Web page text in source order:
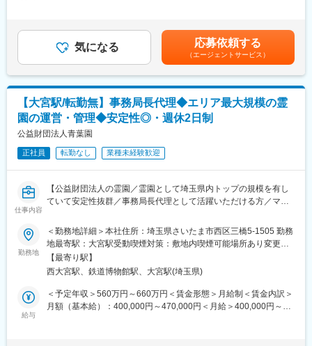
先々は下記の業務までお任せ予定です。
・キャッシュや出納の管理
・売掛金・買掛金管理
など
■当ポジションの魅力：
単なるルーティンではなく、多拠点経理の標準化や業務改善など
「仕組みづくり」に携われる点が特徴です。
安定した業界基盤のもと、中長期視点で経理体制を磨き込めま
す。
昭和39年創業・売上83億の安定企業であり、意思決定スピードと
経理経験を“現状維持”ではなく、組織づくりに活かしたい方にピッ
タリな環境です。
■業務の特徴：
だくことを期待しています。
将来的にはマネジメント業務や同社の幹部候補として活躍するこ
の金額であり、選考を通じて上下する可能性があります。月給(月
額)は固定手当を含めた表記です。
気になる 応募依頼する
（エージェントサービス）
【大宮駅/転勤無】事務局長代理◆エリア最大規模の霊
園の運営・管理◆安定性◎・週休2日制
公益財団法人青葉園
正社員 転勤なし 業種未経験歓迎
仕事内容
【公益財団法人の霊園／霊園として埼玉県内トップの規模を有し
ていて安定性抜群／事務局長代理として活躍いただける方／マイ
■職務内容
当社にて事務局運営/将来の事務局長候補としてお仕事をお任せ致
します。
※事務局長代理として、事務局長の右腕となり組織を支えていただ
ける方を期待しております。
勤務地
＜勤務地詳細＞本社住所：埼玉県さいたま市西区三橋5-1505 勤務
地最寄駅：大宮駅受動喫煙対策：敷地内喫煙可能場所あり変更の
範囲：会社の定める事業所
【最寄り駅】
西大宮駅、鉄道博物館駅、大宮駅(埼玉県)
給与
＜予定年収＞560万円～660万円＜賃金形態＞月給制＜賃金内訳＞
月額（基本給）：400,000円～470,000円＜月給＞400,000円～